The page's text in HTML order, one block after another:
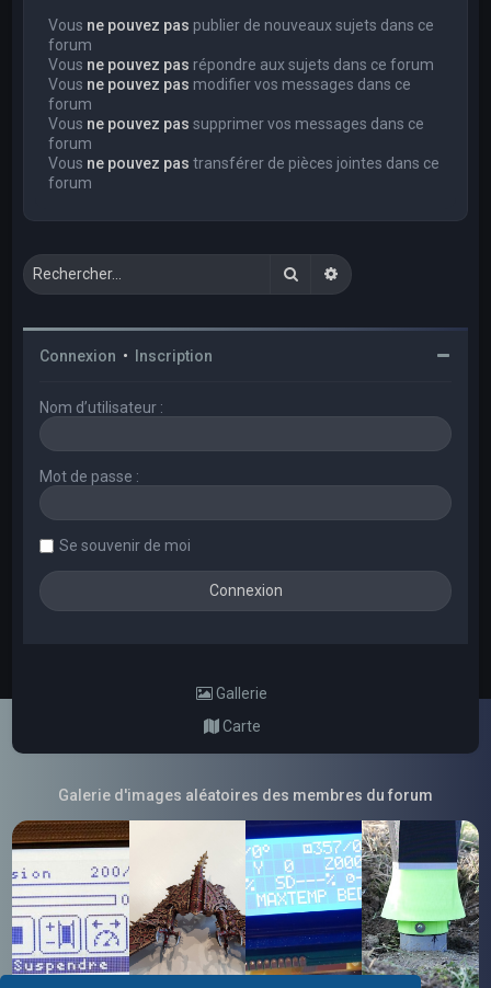
Vous ne pouvez pas publier de nouveaux sujets dans ce
forum
Vous ne pouvez pas répondre aux sujets dans ce forum
Vous ne pouvez pas modifier vos messages dans ce
forum
Vous ne pouvez pas supprimer vos messages dans ce
forum
Vous ne pouvez pas transférer de pièces jointes dans ce
forum
RechercherRecherche avancée
Connexion • Inscription
Nom d’utilisateur :
Mot de passe :
Se souvenir de moi
Gallerie
Carte
Galerie d'images aléatoires des membres du forum